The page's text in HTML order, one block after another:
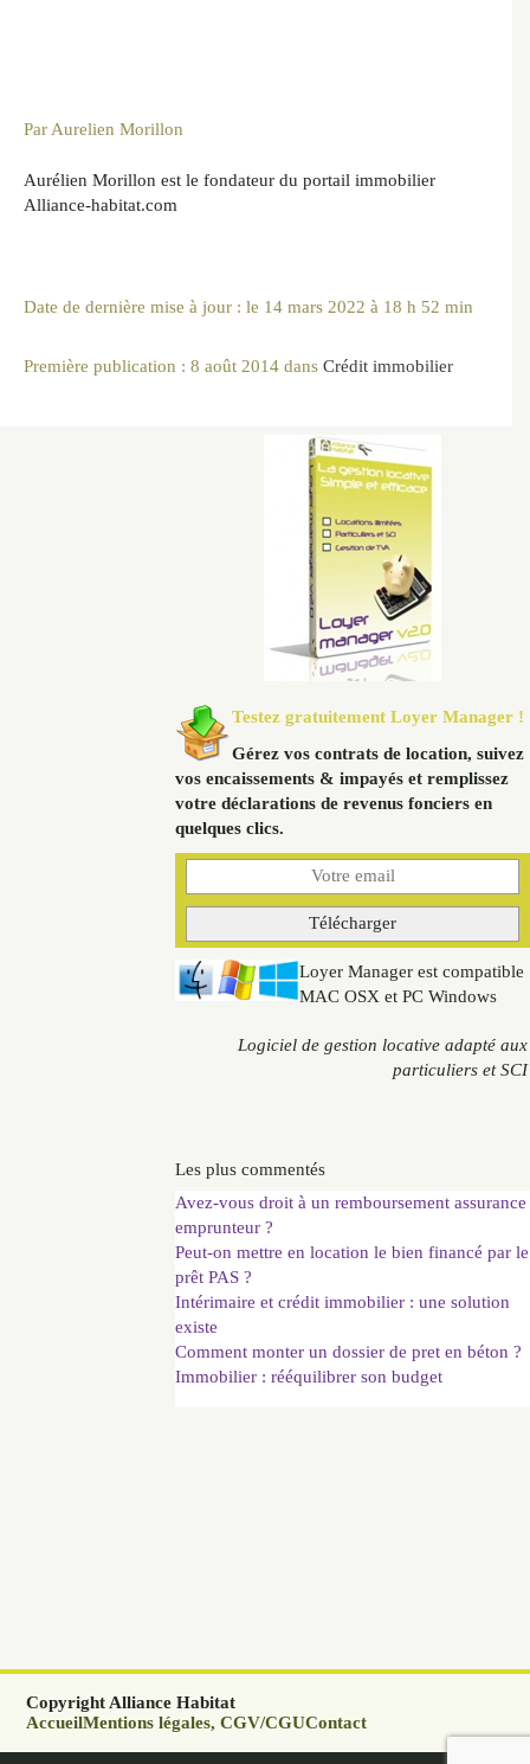
Par Aurelien Morillon
Aurélien Morillon est le fondateur du portail immobilier
Alliance-habitat.com
Date de dernière mise à jour : le 14 mars 2022 à 18 h 52 min
Première publication : 8 août 2014 dans Crédit immobilier
Testez gratuitement Loyer Manager !
Gérez vos contrats de location, suivez
vos encaissements & impayés et remplissez
votre déclarations de revenus fonciers en
quelques clics.
Loyer Manager est compatible
MAC OSX et PC Windows
Logiciel de gestion locative adapté aux
particuliers et SCI
Les plus commentés
Avez-vous droit à un remboursement assurance
emprunteur ?
Peut-on mettre en location le bien financé par le
prêt PAS ?
Intérimaire et crédit immobilier : une solution
existe
Comment monter un dossier de pret en béton ?
Immobilier : rééquilibrer son budget
Copyright Alliance Habitat
AccueilMentions légales, CGV/CGUContact